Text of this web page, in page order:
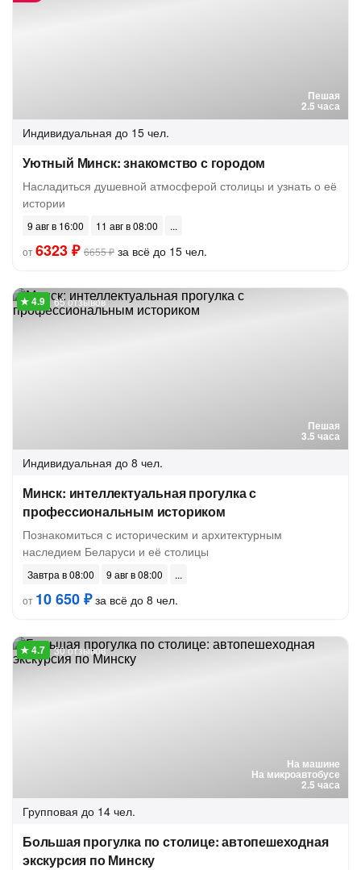
Пешая
2.5 часа
Индивидуальная до 15 чел.
Уютный Минск: знакомство с городом
Насладиться душевной атмосферой столицы и узнать о её
истории
9 авг в 16:00
11 авг в 08:00
от6323 ₽ 6655 ₽ за всё до 15 чел.
Пешая
3.5 часа
65 отзывов
Индивидуальная до 8 чел.
Минск: интеллектуальная прогулка с
профессиональным историком
Познакомиться с историческим и архитектурным
наследием Беларуси и её столицы
Завтра в 08:00
9 авг в 08:00
от 10 650 ₽за всё до 8 чел.
На машине
На микроавтобусе
2.5 часа
30 отзывов
Групповая до 14 чел.
Большая прогулка по столице: автопешеходная
экскурсия по Минску